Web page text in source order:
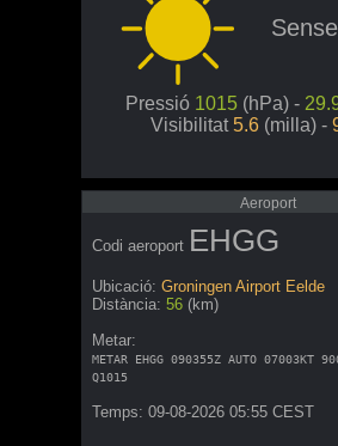
Pressió 1015 (hPa) -
Visibilitat5.6 (milla) -
Aeroport
Codi aeroport EHGG
Ubicació: Groningen Airport Eelde
Distància: 56 (km)
Metar:
METAR EHGG 090355Z AUTO 07003KT
Q1015
Temps: 09-08-2026 05:55 CEST